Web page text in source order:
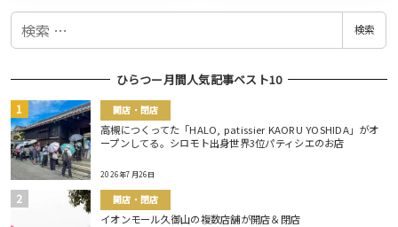
検
検索
ひらつー月間人気記事ベスト10
開店・閉店
高槻につくってた「HALO, patissier KAORU YOSHIDA」がオ
ープンしてる。シロモト出身世界3位パティシエのお店
2026年7月26日
開店・閉店
イオンモール久御山の複数店舗が開店＆閉店